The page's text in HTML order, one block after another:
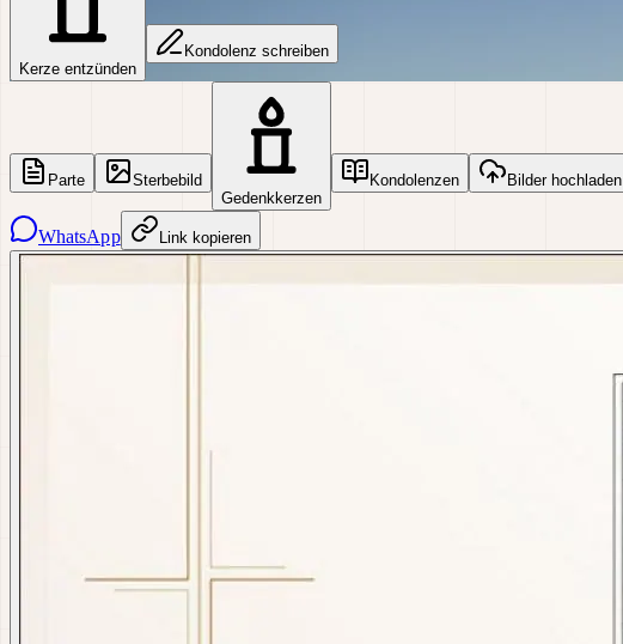
Kerze entzünden
Kondolenz schreiben
Parte
Sterbebild
Gedenkkerzen
Kondolenzen Bilder hochladen
WhatsApp Link kopieren